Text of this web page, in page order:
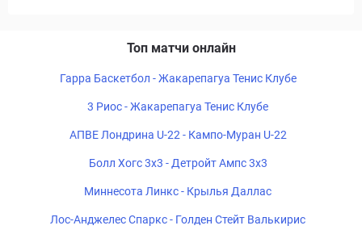
Топ матчи онлайн
Гарра Баскетбол - Жакарепагуа Тенис Клубе
3 Риос - Жакарепагуа Тенис Клубе
АПВЕ Лондрина U-22 - Кампо-Муран U-22
Болл Хогс 3x3 - Детройт Ампс 3x3
Миннесота Линкс - Крылья Даллас
Лос-Анджелес Спаркс - Голден Стейт Валькирис